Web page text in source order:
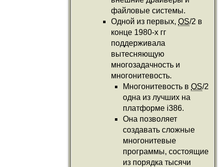
файловые системы.
Одной из первых, OS/2 в
конце 1980-х гг
поддерживала
вытесняющую
многозадачность и
многонитевость.
Многонитевость в OS/2
одна из лучших на
платформе i386.
Она позволяет
создавать сложные
многонитевые
программы, состоящие
из порядка тысячи